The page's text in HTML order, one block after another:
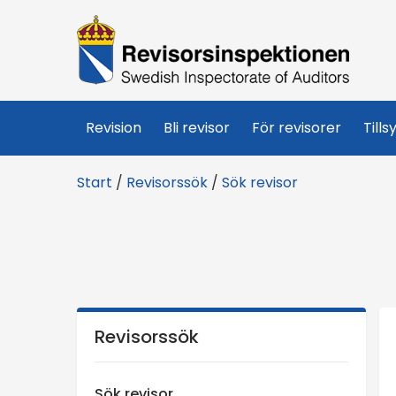
R
e
v
i
r
Revision Bli revisor För revisorer
Start / Revisorssök / Sök revisor
Revisorssök